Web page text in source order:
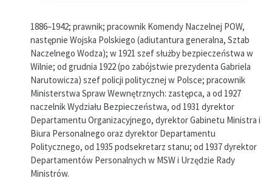
1886–1942; prawnik; pracownik Komendy Naczelnej POW,
następnie Wojska Polskiego (adiutantura generalna, Sztab
Naczelnego Wodza); w 1921 szef służby bezpieczeństwa w
Wilnie; od grudnia 1922 (po zabójstwie prezydenta Gabriela
Narutowicza) szef policji politycznej w Polsce; pracownik
Ministerstwa Spraw Wewnętrznych: zastępca, a od 1927
naczelnik Wydziału Bezpieczeństwa, od 1931 dyrektor
Departamentu Organizacyjnego, dyrektor Gabinetu Ministra i
Biura Personalnego oraz dyrektor Departamentu
Politycznego, od 1935 podsekretarz stanu; od 1937 dyrektor
Departamentów Personalnych w MSW i Urzędzie Rady
Ministrów.